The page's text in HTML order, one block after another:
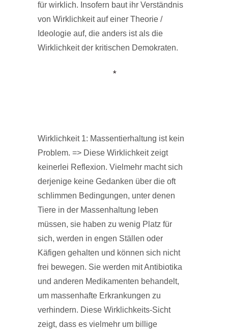
für wirklich. Insofern baut ihr Verständnis
von Wirklichkeit auf einer Theorie /
Ideologie auf, die anders ist als die
Wirklichkeit der kritischen Demokraten.
*
Wirklichkeit 1: Massentierhaltung ist kein
Problem. => Diese Wirklichkeit zeigt
keinerlei Reflexion. Vielmehr macht sich
derjenige keine Gedanken über die oft
schlimmen Bedingungen, unter denen
Tiere in der Massenhaltung leben
müssen, sie haben zu wenig Platz für
sich, werden in engen Ställen oder
Käfigen gehalten und können sich nicht
frei bewegen. Sie werden mit Antibiotika
und anderen Medikamenten behandelt,
um massenhafte Erkrankungen zu
verhindern. Diese Wirklichkeits-Sicht
zeigt, dass es vielmehr um billige